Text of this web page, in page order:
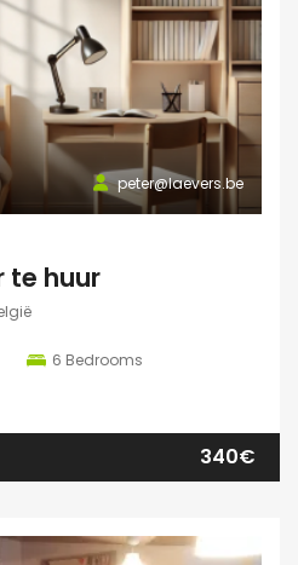
peter@laevers.be
te huur
6 Bedrooms
340€